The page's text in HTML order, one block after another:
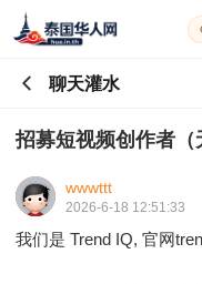
聊天灌水
招募短视频创作者
wwwttt
2026-6-18 12:51:33
我们是 Trend IQ, 官网